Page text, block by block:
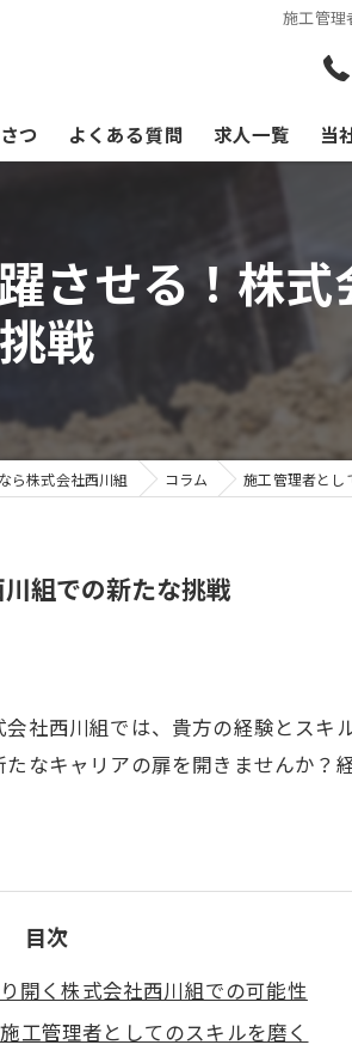
施工管理
つ よくある質問 求人一覧 当
正
させる！株
挑戦
ら株式会社西川組 コラム 施工管理者とし
組での新たな挑戦
社西川組では、貴方の経験とスキ
なキャリアの扉を開きませんか？
目次
開く株式会社西川組での可能性
工管理者としてのスキルを磨く